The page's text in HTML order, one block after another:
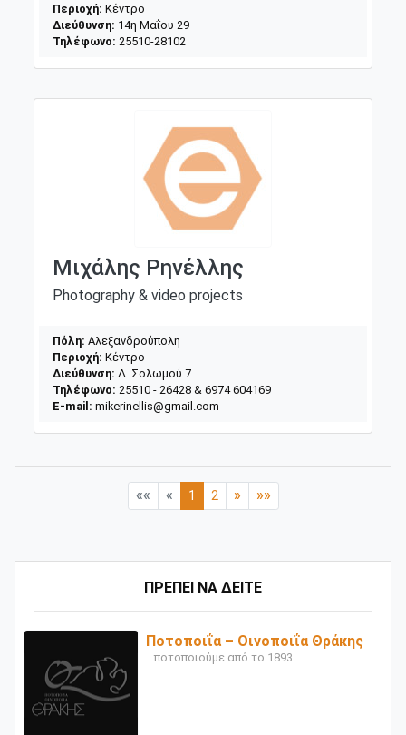
ΠΡΕΠΕΙ ΝΑ ΔΕΙΤΕ
Ποτοποιΐα – Οινοποιΐα Θράκης
...ποτοποιούμε από το 1893
Περιοχή: Κέντρο
Διεύθυνση: 14η Μαΐου 29
Τηλέφωνο: 25510-28102
Μιχάλης Ρηνέλλης
Photography & video projects
Πόλη: Αλεξανδρούπολη
Περιοχή: Κέντρο
Διεύθυνση: Δ. Σολωμού 7
Τηλέφωνο: 25510 - 26428 & 6974 604169
E-mail: mikerinellis@gmail.com
«« « 1 2 » »»